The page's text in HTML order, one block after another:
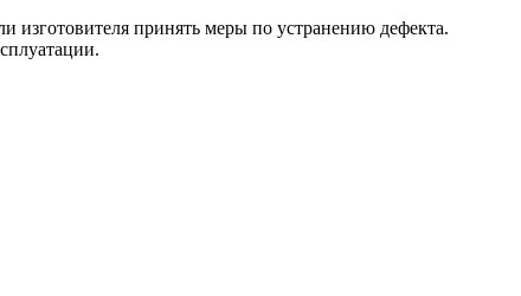
изготовителя принять меры по устранению дефекта.